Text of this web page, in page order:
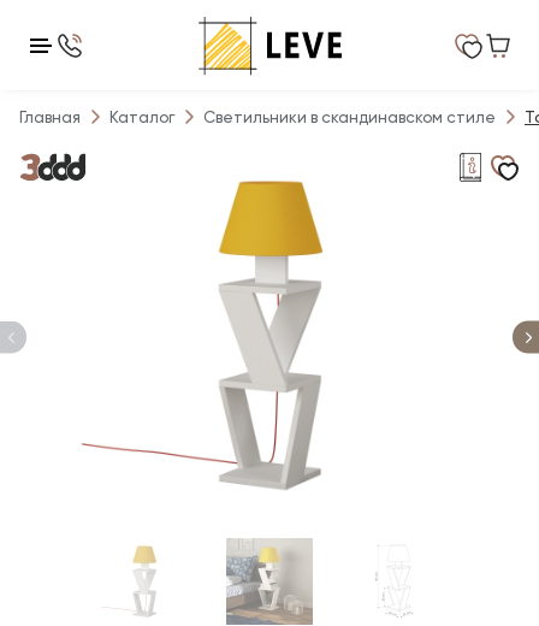
Главная Каталог Светильники в скандинавском стиле